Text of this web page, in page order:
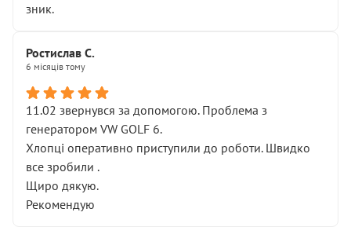
зник.
Ростислав С.
6 місяців тому
11.02 звернувся за допомогою. Проблема з
генератором VW GOLF 6.
Хлопці оперативно приступили до роботи. Швидко
все зробили .
Щиро дякую.
Рекомендую